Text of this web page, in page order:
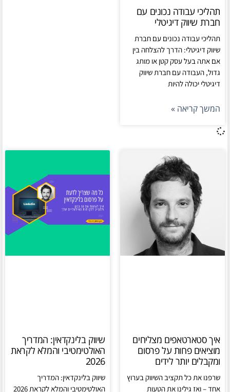
תהליכי עבודה נכונים עם
חברת שיווק דיגיטלי
תהליכי עבודה נכונים עם חברת
שיווק דיגיטלי: הדרך להצלחה בין
אם אתה בעל עסק קטן או מותג
גדול, העבודה עם חברת שיווק
דיגיטלי יכולה להיות
המשך קריאה »
איך סטארטאפים מצליחים
מוציאים פחות על פרסום
ומקבלים יותר לידים
שרפנו את כל תקציב השיווק בערוץ
אחד – ואז גילינו את הטעות
שיווק בלינקדאין: המדריך
האולטימטיבי והמלא לקראת
2026
שיווק בלינקדאין: המדריך